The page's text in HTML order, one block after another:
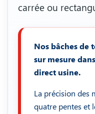
carrée ou
Nos bâches de
sur mesure
direct usine.
La précision des
quatre pentes et